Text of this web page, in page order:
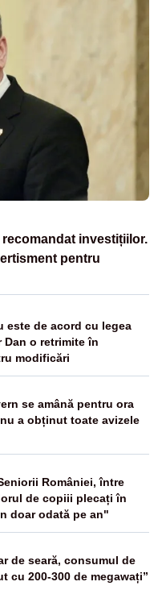
investițiilor.
pentru
este de acord cu legea
o retrimite în
modificări
se amână pentru ora
a obținut toate avizele
României, între
de copiii plecați în
doar odată pe an"
de seară, consumul de
cu 200-300 de megawați”